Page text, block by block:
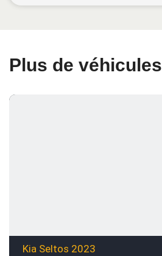
Plus de véhicules
Kia Seltos 2023